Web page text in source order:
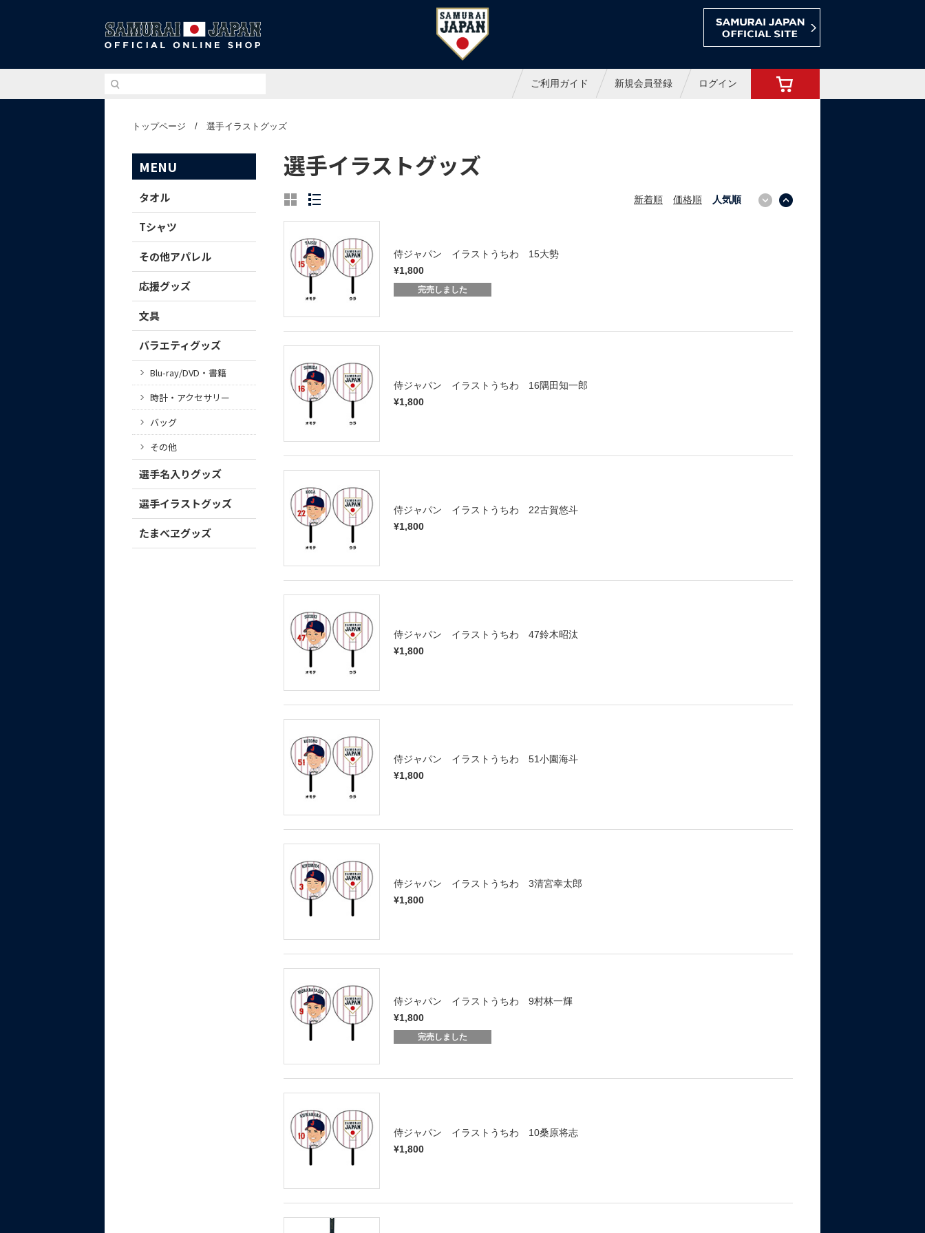
侍ジャパンオフィシャルオンラインショップ
ご利用ガイド 新規会員登録 ログイン
トップページ / 選手イラストグッズ
MENU
タオル
Tシャツ
その他アパレル
応援グッズ
文具
バラエティグッズ
Blu-ray/DVD・書籍
時計・アクセサリー
バッグ
その他
選手名入りグッズ
選手イラストグッズ
たまべヱグッズ
選手イラストグッズ
新着順 価格順 人気順
侍ジャパン イラストうちわ 15大勢
¥1,800
完売しました
侍ジャパン イラストうちわ 16隅田知一郎
¥1,800
侍ジャパン イラストうちわ 22古賀悠斗
¥1,800
侍ジャパン イラストうちわ 47鈴木昭汰
¥1,800
侍ジャパン イラストうちわ 51小園海斗
¥1,800
侍ジャパン イラストうちわ 3清宮幸太郎
¥1,800
侍ジャパン イラストうちわ 9村林一輝
¥1,800
完売しました
侍ジャパン イラストうちわ 10桑原将志
¥1,800